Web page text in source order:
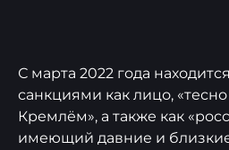
С марта 2022 года
санкциями как лицо,
Кремлём», а также как
имеющий давние и